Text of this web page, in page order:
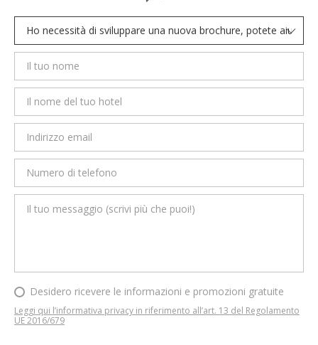
Desidero ricevere le informazioni e promozioni gratuite
Leggi qui l’informativa privacy in riferimento all’art. 13 del Regolamento
UE 2016/679